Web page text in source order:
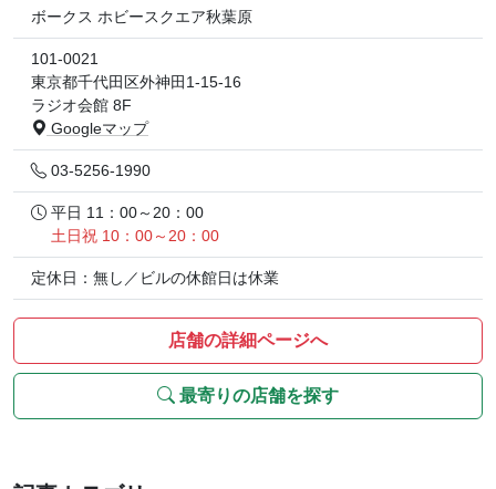
ボークス ホビースクエア秋葉原
101-0021
東京都千代田区外神田1-15-16
ラジオ会館 8F
Googleマップ
03-5256-1990
平日 11：00～20：00
土日祝 10：00～20：00
定休日：無し／ビルの休館日は休業
店舗の詳細ページへ
最寄りの店舗を探す